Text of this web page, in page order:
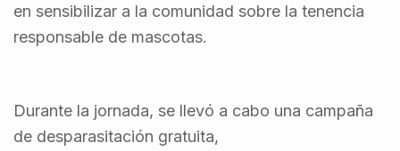
en sensibilizar a la comunidad sobre la tenencia
responsable de mascotas.
Durante la jornada, se llevó a cabo una campaña
de desparasitación gratuita,